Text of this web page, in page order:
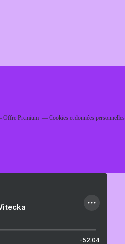
Offre Premium Cookies et données personnelles
-52:04